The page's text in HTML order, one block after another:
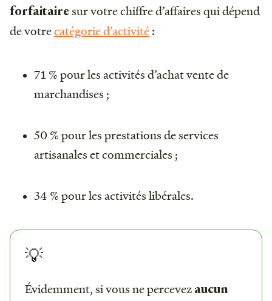
forfaitairesur votre chiffre d’affaires qui dépend
de votrecatégorie d’activité:
71 % pour les activités d’achat vente de
marchandises ;
50 % pour les prestations de services
artisanales et commerciales ;
34 % pour les activités libérales.
💡
Évidemment, si vous ne percevez aucun